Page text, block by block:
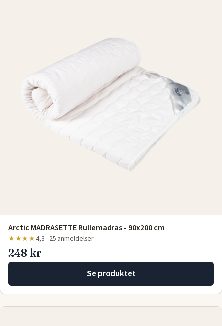
Arctic MADRASETTE Rullemadras - 90x200 cm
★★★★4,3 · 25 anmeldelser
248 kr
Se produktet